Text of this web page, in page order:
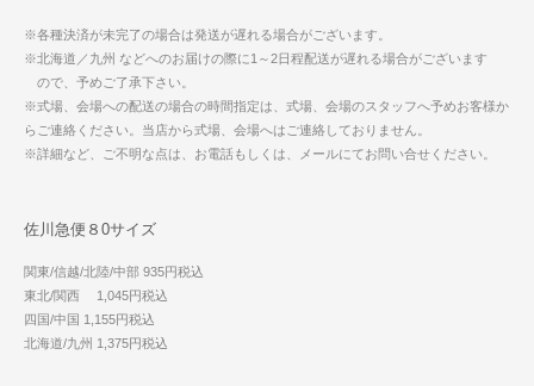
※各種決済が未完了の場合は発送が遅れる場合がございます。
※北海道／九州 などへのお届けの際に1～2日程配送が遅れる場合がございます
ので、予めご了承下さい。
※式場、会場への配送の場合の時間指定は、式場、会場のスタッフへ予めお客様か
らご連絡ください。当店から式場、会場へはご連絡しておりません。
※詳細など、ご不明な点は、お電話もしくは、メールにてお問い合せください。
佐川急便８0サイズ
関東/信越/北陸/中部 935円税込
東北/関西 1,045円税込
四国/中国 1,155円税込
北海道/九州 1,375円税込